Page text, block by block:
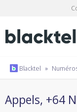
Blacktel »
Appels, +64